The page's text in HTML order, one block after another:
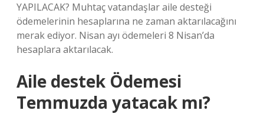
YAPILACAK? Muhtaç vatandaşlar aile desteği
ödemelerinin hesaplarına ne zaman aktarılacağını
merak ediyor. Nisan ayı ödemeleri 8 Nisan’da
hesaplara aktarılacak.
Aile destek Ödemesi
Temmuzda yatacak mı?